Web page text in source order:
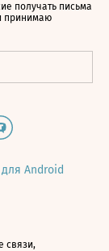
получать письма
принимаю
Android
связи,